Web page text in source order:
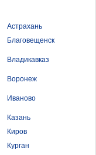
Астрахань
Благовещенск
Владикавказ
Воронеж
Иваново
Казань
Киров
Курган